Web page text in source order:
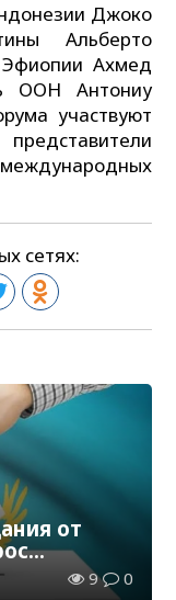
Джоко
Альберто
Ахмед
ООН Антониу
участвуют
сетях:
от
9 0